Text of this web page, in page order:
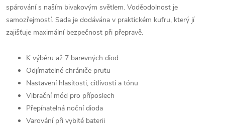
spárování s naším bivakovým světlem. Voděodolnost je
samozřejmostí. Sada je dodávána v praktickém kufru, který jí
zajišťuje maximální bezpečnost při přepravě.
K výběru až 7 barevných diod
Odjímatelné chrániče prutu
Nastavení hlasitosti, citlivosti a tónu
Vibrační mód pro příposlech
Přepínatelná noční dioda
Varování při vybité baterii